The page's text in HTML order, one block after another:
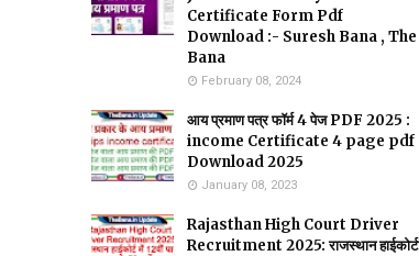
Certificate Form Pdf
Download :- Suresh Bana , The
Bana
February 08, 2024
आय प्रमाण पत्र फॉर्म 4 पेज PDF 2025 :
income Certificate 4 page pdf
Download 2025
January 08, 2023
Rajasthan High Court Driver
Recruitment 2025: राजस्थान हाईकोर्ट